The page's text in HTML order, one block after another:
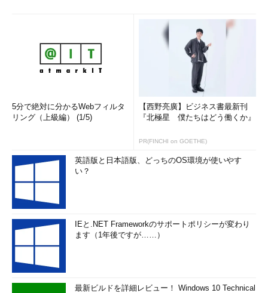
5分で絶対に分かるWebフィルタ
リング（上級編） (1/5)
【西野亮廣】ビジネス書最新刊
『北極星 僕たちはどう働くか』
PR(FINCHI on GOETHE)
英語版と日本語版、どっちのOS環境が使いやす
い？
IEと.NET Frameworkのサポートポリシーが変わり
ます（1年後ですが……）
最新ビルドを詳細レビュー！ Windows 10 Technical